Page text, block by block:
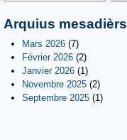
Arquius mesadièrs
Mars 2026 (7)
Février 2026 (2)
Janvier 2026 (1)
Novembre 2025 (2)
Septembre 2025 (1)